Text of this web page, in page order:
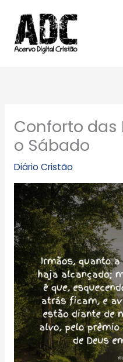
para
conteúdo
Conforto das
o Sábado
Diário Cristão